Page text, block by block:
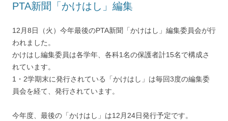
PTA新聞「かけはし」編集
12月8日（火）今年最後のPTA新聞「かけはし」編集委員会が行
われました。
かけはし編集委員は各学年、各科1名の保護者計15名で構成さ
れています。
1・2学期末に発行されている「かけはし」は毎回3度の編集委
員会を経て、発行されています。
今年度、最後の「かけはし」は12月24日発行予定です。